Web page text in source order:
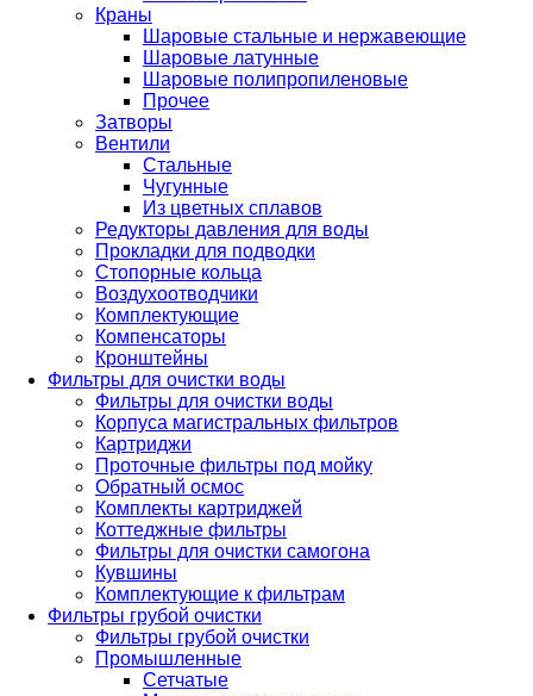
Краны
Шаровые стальные и нержавеющие
Шаровые латунные
Шаровые полипропиленовые
Прочее
Затворы
Вентили
Стальные
Чугунные
Из цветных сплавов
Редукторы давления для воды
Прокладки для подводки
Стопорные кольца
Воздухоотводчики
Комплектующие
Компенсаторы
Кронштейны
Фильтры для очистки воды
Фильтры для очистки воды
Корпуса магистральных фильтров
Картриджи
Проточные фильтры под мойку
Обратный осмос
Комплекты картриджей
Коттеджные фильтры
Фильтры для очистки самогона
Кувшины
Комплектующие к фильтрам
Фильтры грубой очистки
Фильтры грубой очистки
Промышленные
Сетчатые